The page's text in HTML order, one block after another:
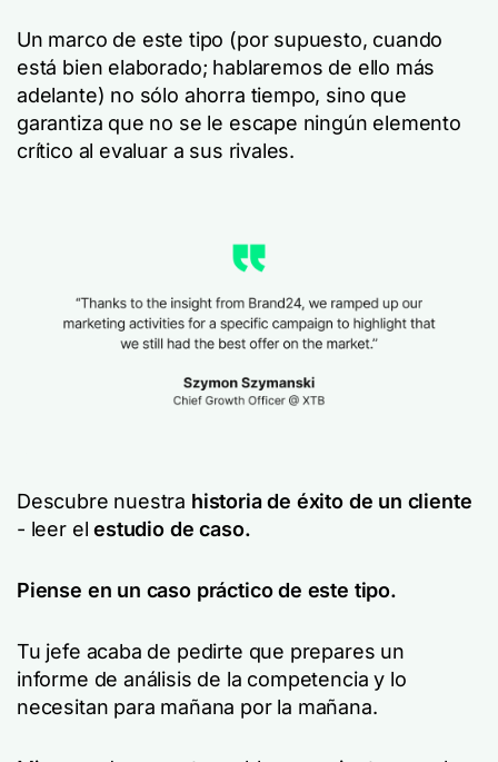
Un marco de este tipo (por supuesto, cuando
está bien elaborado; hablaremos de ello más
adelante) no sólo ahorra tiempo, sino que
garantiza que no se le escape ningún elemento
crítico al evaluar a sus rivales.
Descubre nuestra historia de éxito de un cliente
- leer elestudio de caso.
Piense en un caso práctico de este tipo.
Tu jefe acaba de pedirte que prepares un
informe de análisis de la competencia y lo
necesitan para mañana por la mañana.